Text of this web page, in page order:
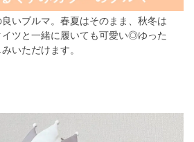
いブルマ。春夏はそのまま、秋冬は
イツと一緒に履いても可愛い◎ゆった
いただけます。